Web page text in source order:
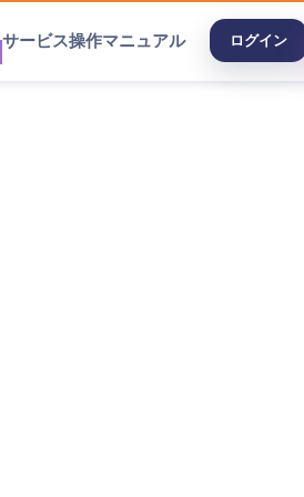
サービス操作マニュアル ログイン